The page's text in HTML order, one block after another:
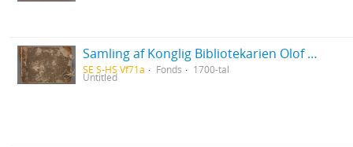
Samling af Konglig Bibliotekarien Olof Dalins versar
SE S-HS Vf71a Fonds 1700-tal
Untitled